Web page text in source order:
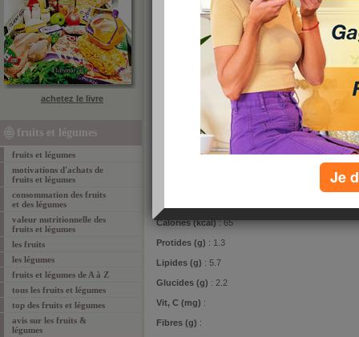
achetez le livre
fruits et légumes
fruits et légumes
motivations d'achats de
fruits et légumes
consommation des fruits
et des légumes
valeur nutritionnelle des
fruits et légumes
les fruits
les légumes
fruits et légumes de A à Z
tous les fruits et légumes
top des fruits et légumes
avis sur les fruits &
légumes
Sérog
le :9
vu :
votre
3
Calories (kcal): 65
Protides (g) : 1.3
Lipides (g) : 5.7
Glucides (g) : 2.2
Vit, C (mg) :
Fibres (g) :
Je